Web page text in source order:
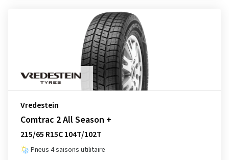
Vredestein
Comtrac 2 All Season +
215/65 R15C 104T/102T
Pneus 4 saisons utilitaire